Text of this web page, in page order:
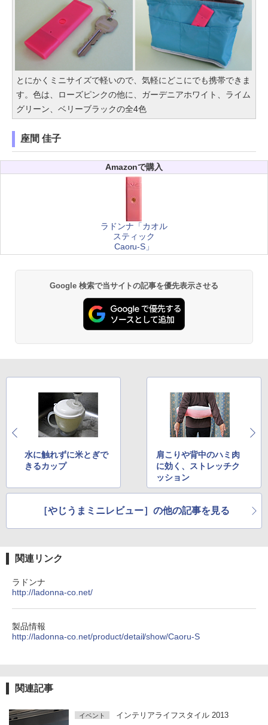
とにかくミニサイズで軽いので、気軽にどこにでも携帯できま
す。色は、ローズピンクの他に、ガーデニアホワイト、ライム
グリーン、ベリーブラックの全4色
座間 佳子
Amazonで購入
ラドンナ「カオル
スティック
Caoru-S」
Google 検索で当サイトの記事を優先表示させる
水に触れずに米とぎで
きるカップ
肩こりや背中のハミ肉
に効く、ストレッチク
ッション
［やじうまミニレビュー］の他の記事を見る
関連リンク
ラドンナ
http://ladonna-co.net/
製品情報
http://ladonna-co.net/product/detail/show/Caoru-S
関連記事
イベント インテリアライフスタイル 2013